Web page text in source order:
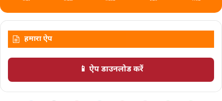
हमारा ऐप
📱 ऐप डाउनलोड करें